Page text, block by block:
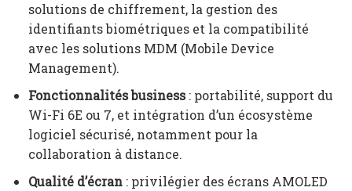
solutions de chiffrement, la gestion des
identifiants biométriques et la compatibilité
avec les solutions MDM (Mobile Device
Management).
Fonctionnalités business: portabilité, support du
Wi-Fi 6E ou 7, et intégration d’un écosystème
logiciel sécurisé, notamment pour la
collaboration à distance.
Qualité d’écran: privilégier des écrans AMOLED